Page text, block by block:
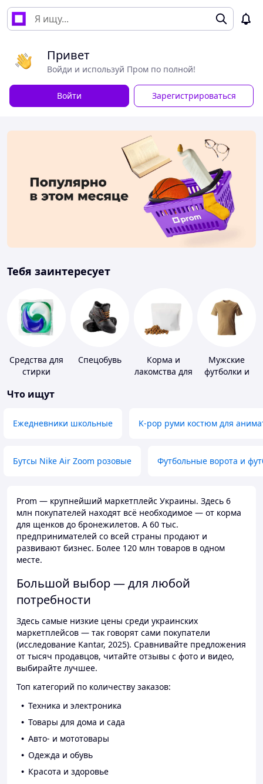
Привет
Войди и используй Пром по полной!
Войти Зарегистрироваться
Тебя заинтересует
Средства для
стирки
Спецобувь
Корма и
лакомства для
Мужские
футболки и
Что ищут
Ежедневники школьные K-pop руми костюм для
Бутсы Nike Air Zoom розовые Футбольные ворота и
Prom — крупнейший маркетплейс Украины. Здесь 6
млн покупателей находят всё необходимое — от корма
для щенков до бронежилетов. А 60 тыс.
предпринимателей со всей страны продают и
развивают бизнес. Более 120 млн товаров в одном
месте.
Большой выбор — для любой
потребности
Здесь самые низкие цены среди украинских
маркетплейсов — так говорят сами покупатели
(исследование Kantar, 2025). Сравнивайте предложения
от тысяч продавцов, читайте отзывы с фото и видео,
выбирайте лучшее.
Топ категорий по количеству заказов:
Техника и электроника
Товары для дома и сада
Авто- и мототовары
Одежда и обувь
Красота и здоровье